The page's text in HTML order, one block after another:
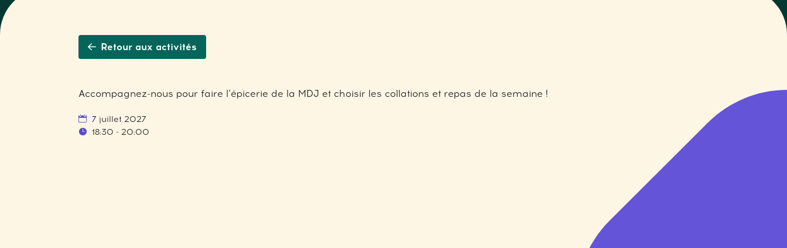
Retour aux activités
Accompagnez-nous pour faire l’épicerie de la MDJ et choisir les collations et repas de la semaine !
7 juillet 2027
18:30 - 20:00